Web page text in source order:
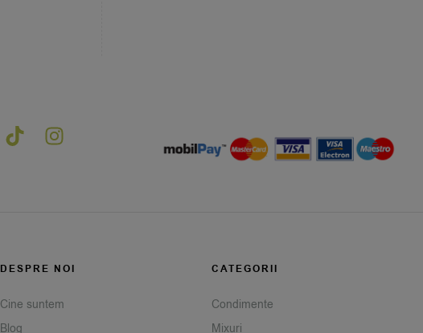
DESPRE NOI
Cine suntem
Blog
CATEGORII
Condimente
Mixuri